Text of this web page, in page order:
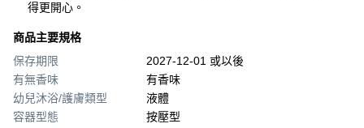
得更開心。
商品主要規格
保存期限
2027-12-01 或以後
有無香味
有香味
幼兒沐浴/護膚類型
液體
容器型態
按壓型